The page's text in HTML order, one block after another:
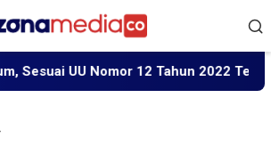
Nomor 12 Tahun 2022 Tentang TPKS